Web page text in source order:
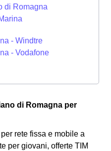
di Romagna
- Windtre
- Vodafone
di Romagna per
rete fissa e mobile a
per giovani, offerte TIM